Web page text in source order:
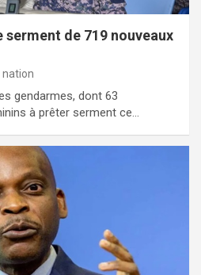
de 719 nouveaux
nation
gendarmes, dont 63
à prêter serment ce…